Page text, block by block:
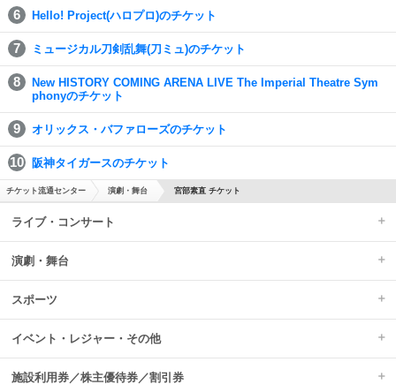
Hello! Project(ハロプロ)のチケット
ミュージカル刀剣乱舞(刀ミュ)のチケット
New HISTORY COMING ARENA LIVE The Imperial Theatre Sym
phonyのチケット
オリックス・バファローズのチケット
阪神タイガースのチケット
チケット流通センター 演劇・舞台 宮部素直 チケット
ライブ・コンサート
演劇・舞台
スポーツ
イベント・レジャー・その他
施設利用券／株主優待券／割引券